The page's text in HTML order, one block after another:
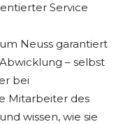
Service
Neuss garantiert
– selbst
bei
Mitarbeiter des
wissen, wie sie